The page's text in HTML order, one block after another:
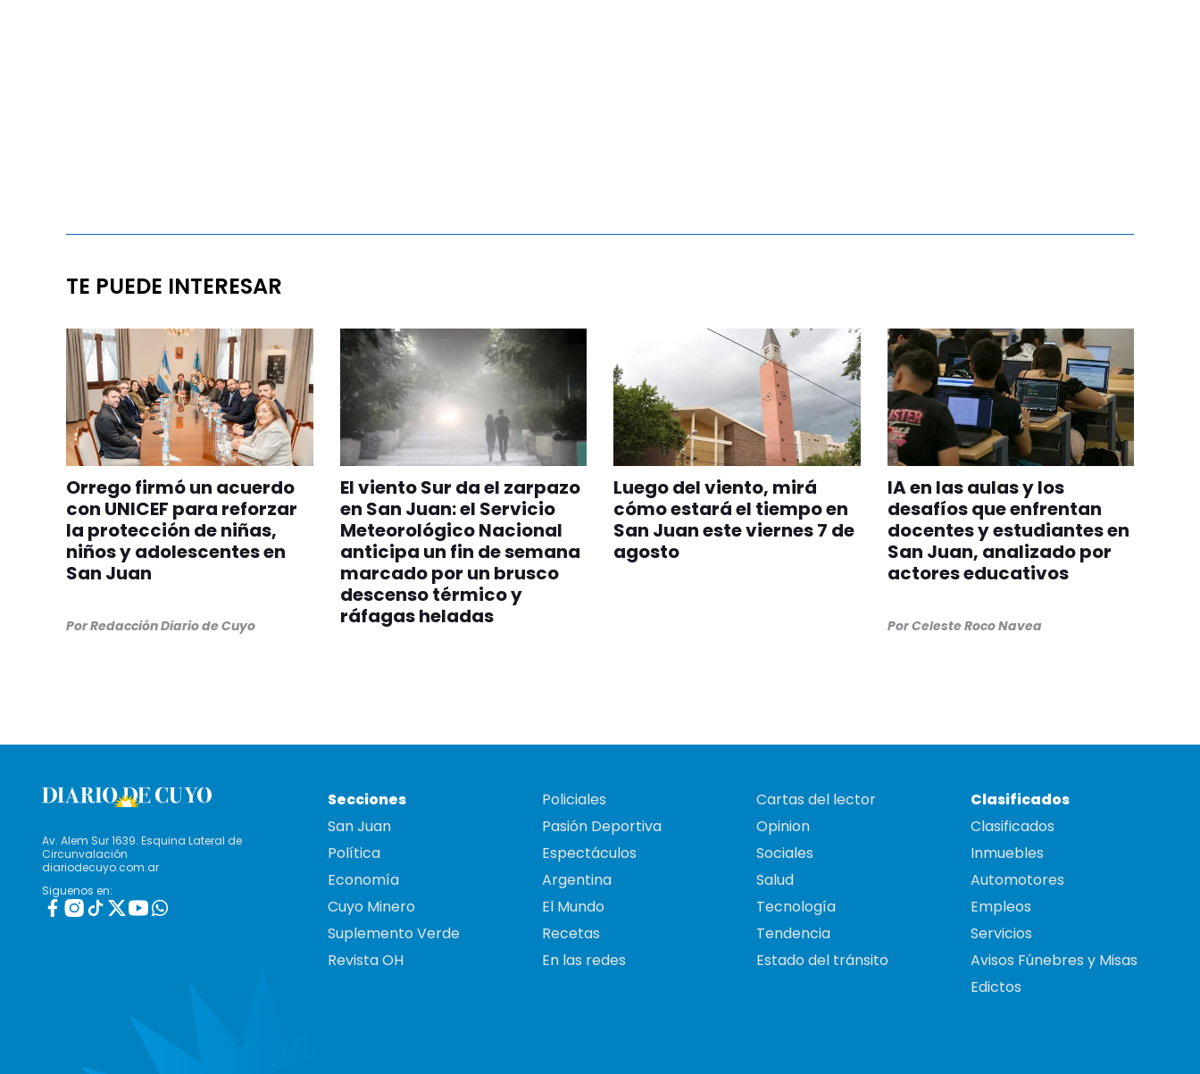
TE PUEDE INTERESAR
Orrego firmó un acuerdo
con UNICEF para reforzar
la protección de niñas,
niños y adolescentes en
San Juan
PorRedacción Diario de Cuyo
El viento Sur da el zarpazo
en San Juan: el Servicio
Meteorológico Nacional
anticipa un fin de semana
marcado por un brusco
descenso térmico y
ráfagas heladas
Luego del viento, mirá
cómo estará el tiempo en
San Juan este viernes 7 de
agosto
IA en las aulas y los
desafíos que enfrentan
docentes y estudiantes en
San Juan, analizado por
actores educativos
PorCeleste Roco Navea
Av. Alem Sur 1639. Esquina Lateral de
Circunvalación
diariodecuyo.com.ar
Siguenos en:
Secciones
San Juan
Política
Economía
Cuyo Minero
Suplemento Verde
Revista OH
Policiales
Pasión Deportiva
Espectáculos
Argentina
El Mundo
Recetas
En las redes
Cartas del lector
Opinion
Sociales
Salud
Tecnología
Tendencia
Estado del tránsito
Clasificados
Clasificados
Inmuebles
Automotores
Empleos
Servicios
Avisos Fúnebres y Misas
Edictos